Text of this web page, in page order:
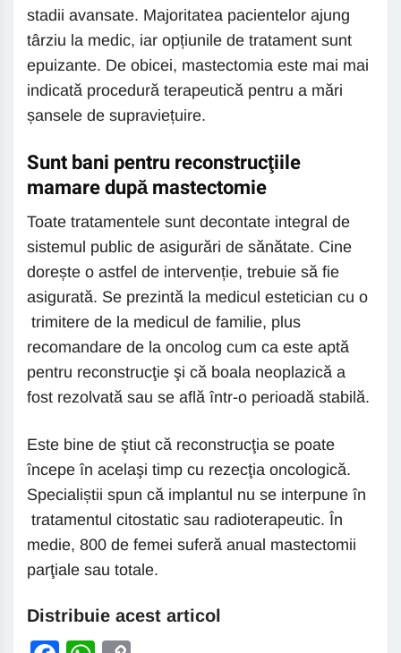
stadii avansate. Majoritatea pacientelor ajung
târziu la medic, iar opțiunile de tratament sunt
epuizante. De obicei, mastectomia este mai mai
indicată procedură terapeutică pentru a mări
șansele de supraviețuire.
Sunt bani pentru reconstrucţiile
mamare după mastectomie
Toate tratamentele sunt decontate integral de
sistemul public de asigurări de sănătate. Cine
dorește o astfel de intervenție, trebuie să fie
asigurată. Se prezintă la medicul estetician cu o
trimitere de la medicul de familie, plus
recomandare de la oncolog cum ca este aptă
pentru reconstrucţie şi că boala neoplazică a
fost rezolvată sau se află într-o perioadă stabilă.
Este bine de ştiut că reconstrucţia se poate
începe în acelaşi timp cu rezecţia oncologică.
Specialiștii spun că implantul nu se interpune în
tratamentul citostatic sau radioterapeutic. În
medie, 800 de femei suferă anual mastectomii
parţiale sau totale.
Distribuie acest articol